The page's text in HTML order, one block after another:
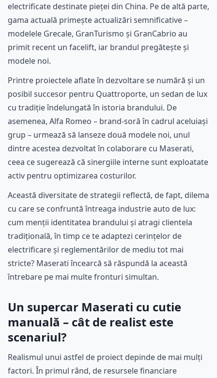
electrificate destinate pieței din China. Pe de altă parte,
gama actuală primește actualizări semnificative –
modelele Grecale, GranTurismo și GranCabrio au
primit recent un facelift, iar brandul pregătește și
modele noi.
Printre proiectele aflate în dezvoltare se numără și un
posibil succesor pentru Quattroporte, un sedan de lux
cu tradiție îndelungată în istoria brandului. De
asemenea, Alfa Romeo – brand-soră în cadrul aceluiași
grup – urmează să lanseze două modele noi, unul
dintre acestea dezvoltat în colaborare cu Maserati,
ceea ce sugerează că sinergiile interne sunt exploatate
activ pentru optimizarea costurilor.
Această diversitate de strategii reflectă, de fapt, dilema
cu care se confruntă întreaga industrie auto de lux:
cum menții identitatea brandului și atragi clientela
tradițională, în timp ce te adaptezi cerințelor de
electrificare și reglementărilor de mediu tot mai
stricte? Maserati încearcă să răspundă la această
întrebare pe mai multe fronturi simultan.
Un supercar Maserati cu cutie
manuală – cât de realist este
scenariul?
Realismul unui astfel de proiect depinde de mai mulți
factori. În primul rând, de resursele financiare